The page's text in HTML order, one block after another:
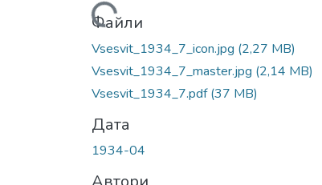
Вантажиться...
Файли
Vsesvit_1934_7_icon.jpg (2,27 MB)
Vsesvit_1934_7_master.jpg (2,14 MB)
Vsesvit_1934_7.pdf(37 MB)
Дата
1934-04